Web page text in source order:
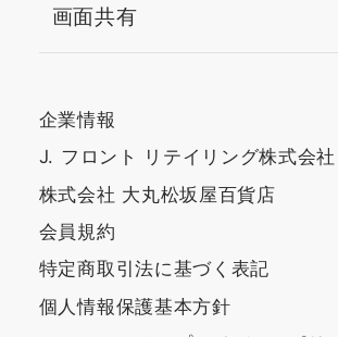
画面共有
企業情報
J. フロント リテイリング株式会社
株式会社 大丸松坂屋百貨店
会員規約
特定商取引法に基づく表記
個人情報保護基本方針